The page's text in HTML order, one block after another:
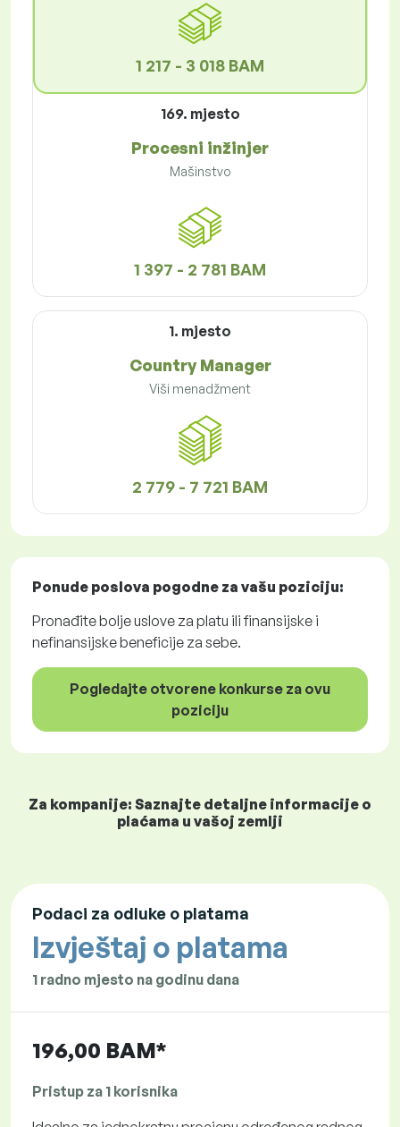
1 217 - 3 018 BAM
169. mjesto
Procesni inžinjer
Mašinstvo
1 397 - 2 781 BAM
1. mjesto
Country Manager
Viši menadžment
2 779 - 7 721 BAM
Ponude poslova pogodne za vašu poziciju:
Pronađite bolje uslove za platu ili finansijske i
nefinansijske beneficije za sebe.
Pogledajte otvorene konkurse za ovu
poziciju
Za kompanije: Saznajte detaljne informacije o
plaćama u vašoj zemlji
Podaci za odluke o platama
Izvještaj o platama
1 radno mjesto na godinu dana
196,00 BAM*
Pristup za 1 korisnika